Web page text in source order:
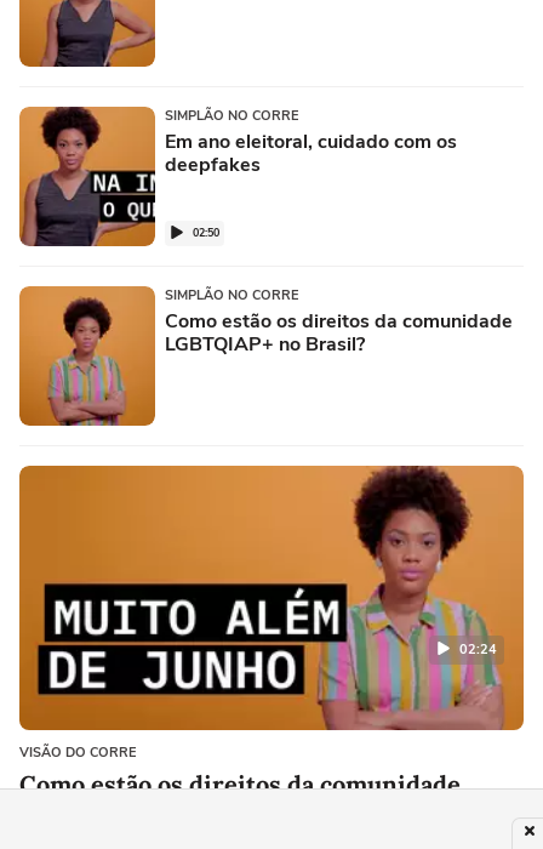
SIMPLÃO NO CORRE
Em ano eleitoral, cuidado com os
deepfakes
02:50
SIMPLÃO NO CORRE
Como estão os direitos da comunidade
LGBTQIAP+ no Brasil?
VISÃO DO CORRE
Como estão os direitos da comunidade
02:24